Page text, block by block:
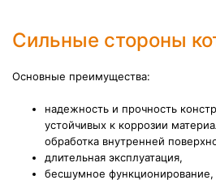
Сильные стороны
Основные преимущества:
надежность и прочность
устойчивых к коррозии
обработка внутренней
длительная эксплуатация,
бесшумное функционирование,